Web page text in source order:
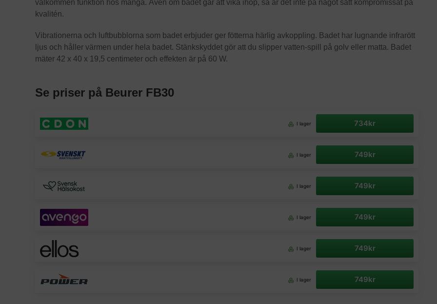
välkommen funktion hos många. Även om badet går att vika ihop, så är det inte på något sätt kompromissat på
kvalitén.
Vibrationerna och luftbubblorna som badet erbjuder ger fötterna härlig avkoppling. Badet har lugnande infrarött
ljus och håller värmen under hela badet. Stänkskyddet gör att du slipper vatten-spill på golv eller matta. Badet
mäter 42 x 40 x 19,5 centimeter och effekten är på 60 W.
Se priser på Beurer FB30
I lager 734kr
I lager 749kr
I lager 749kr
I lager 749kr
I lager 749kr
I lager 749kr